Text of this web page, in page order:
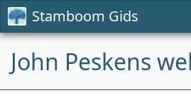
Stamboom Gids
John Peskens